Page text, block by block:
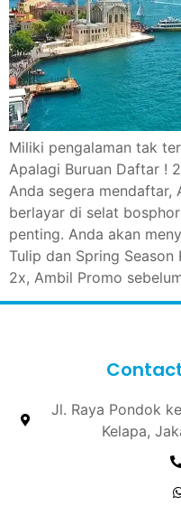
Miliki pengalaman tak
Apalagi Buruan Daftar !
Anda segera mendaftar,
berlayar di selat
penting. Anda akan
Tulip dan Spring
2x, Ambil Promo
Jl. Raya Pondok
Kelapa,